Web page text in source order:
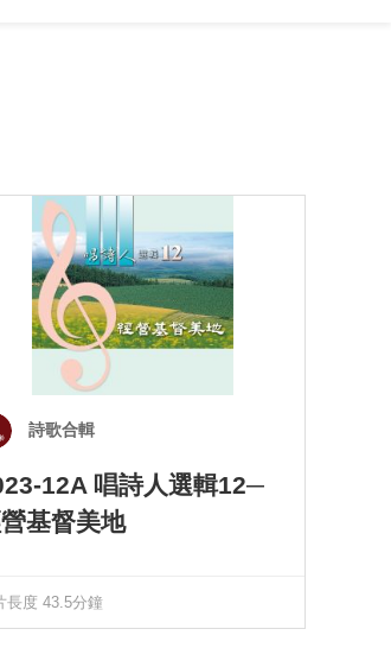
詩歌合輯
12A 唱詩人選輯12─
基督美地
長度 43.5分鐘